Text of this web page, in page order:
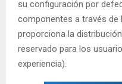
su configuración por
componentes a través de
proporciona la
reservado para los
experiencia).